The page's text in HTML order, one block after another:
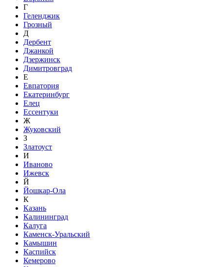
Г
Геленджик
Грозный
Д
Дербент
Джанкой
Дзержинск
Димитровград
Е
Евпатория
Екатеринбург
Елец
Ессентуки
Ж
Жуковский
З
Златоуст
И
Иваново
Ижевск
Й
Йошкар-Ола
К
Казань
Калининград
Калуга
Каменск-Уральский
Камышин
Каспийск
Кемерово